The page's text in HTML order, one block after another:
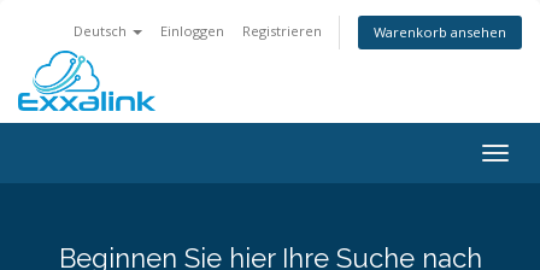
Deutsch Einloggen Registrieren Warenkorb ansehen
ein-/
Beginnen Sie hier Ihre Suche nach